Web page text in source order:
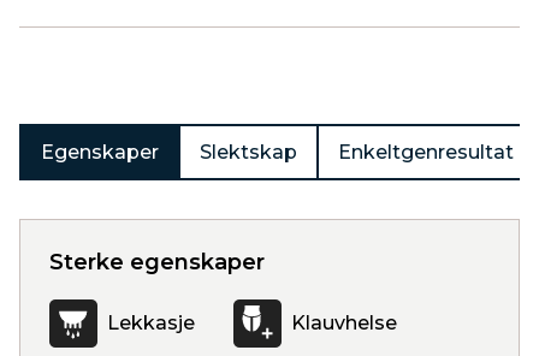
Egenskaper Slektskap Enkeltgenresultat
Sterke egenskaper
Lekkasje Klauvhelse